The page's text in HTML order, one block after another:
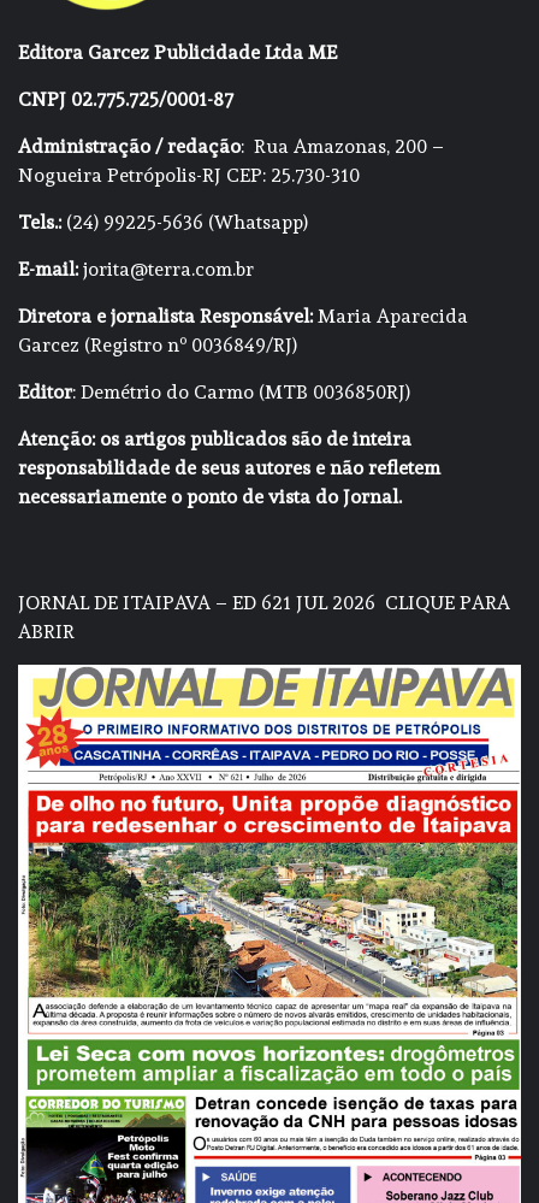
Editora Garcez Publicidade Ltda ME
CNPJ 02.775.725/0001-87
Administração / redação: Rua Amazonas, 200 –
Nogueira Petrópolis-RJ CEP: 25.730-310
Tels.:(24) 99225-5636 (Whatsapp)
E-mail:jorita@terra.com.br
Diretora e jornalista Responsável:Maria Aparecida
Garcez (Registro nº 0036849/RJ)
Editor: Demétrio do Carmo (MTB 0036850RJ)
Atenção: os artigos publicados são de inteira
responsabilidade de seus autores e não refletem
necessariamente o ponto de vista do Jornal.
JORNAL DE ITAIPAVA – ED 621 JUL 2026 CLIQUE PARA
ABRIR